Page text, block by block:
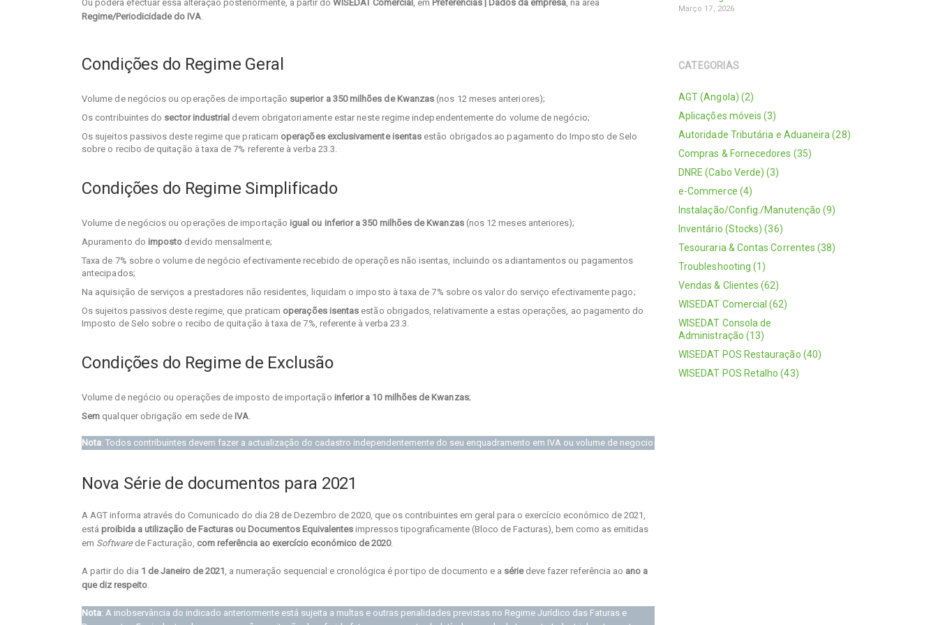
Ou poderá efectuar essa alteração posteriormente, a partir do WISEDAT Comercial , em Preferências | Dados da empresa , na área
Regime/Periodicidade do IVA
Condições do Regime Geral
Volume de negócios ou operações de importação superior a 350 milhões de Kwanzas (nos 12 meses anteriores);
Os contribuintes do sector industrial devem obrigatoriamente estar neste regime independentemente do volume de negócio;
Os sujeitos passivos deste regime que praticam operações exclusivamente isentas estão obrigados ao pagamento do Imposto de Selo
sobre o recibo de quitação à taxa de 7% referente à verba 23.3.
Condições do Regime Simplificado
Volume de negócios ou operações de importação igual ou inferior a 350 milhões de Kwanzas(nos 12 meses anteriores);
Apuramento do imposto devido mensalmente;
Taxa de 7% sobre o volume de negócio efectivamente recebido de operações não isentas, incluindo os adiantamentos ou pagamentos
antecipados;
Na aquisição de serviços a prestadores não residentes, liquidam o imposto à taxa de 7% sobre os valor do serviço efectivamente pago;
Os sujeitos passivos deste regime, que praticam operações isentas estão obrigados, relativamente a estas operações, ao pagamento do
Imposto de Selo sobre o recibo de quitação à taxa de 7%, referente à verba 23.3.
Condições do Regime de Exclusão
Volume de negócio ou operações de imposto de importação inferior a 10 milhões de Kwanzas;
Sem qualquer obrigação em sede deIVA
Nota: Todos contribuintes devem fazer a actualização do cadastro independentemente do seu enquadramento em IVA ou volume de negocio
Nova Série de documentos para 2021
A AGT informa através do Comunicado do dia 28 de Dezembro de 2020, que os contribuintes em geral para o exercício económico de 2021,
está proibida a utilização de Facturas ou Documentos Equivalentes impressos tipograficamente (Bloco de Facturas), bem como as emitidas
em Software de Facturação, com referência ao exercício económico de 2020.
A partir do dia 1 de Janeiro de 2021 , a numeração sequencial e cronológica é por tipo de documento e a série deve fazer referência ao ano a
que diz respeito
Nota: A inobservância do indicado anteriormente está sujeita a multas e outras penalidades previstas no Regime Jurídico das Faturas e
Março 17, 2026
CATEGORIAS
AGT (Angola) (2)
Aplicações móveis (3)
Autoridade Tributária e Aduaneira (28)
Compras & Fornecedores (35)
DNRE (Cabo Verde) (3)
e-Commerce (4)
Instalação/Config./Manutenção (9)
Inventário (Stocks) (36)
Tesouraria & Contas Correntes (38)
Troubleshooting (1)
Vendas & Clientes (62)
WISEDAT Comercial (62)
WISEDAT Consola de
Administração (13)
WISEDAT POS Restauração (40)
WISEDAT POS Retalho (43)